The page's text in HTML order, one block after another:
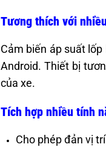
Tương thích với
Cảm biến áp suất
Android. Thiết bị
của xe.
Tích hợp nhiều tính
Cho phép đản vị